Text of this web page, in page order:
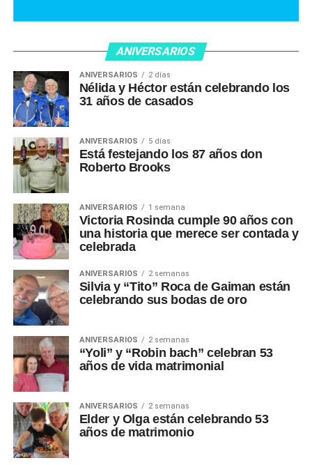
ANIVERSARIOS
ANIVERSARIOS 2 días
Nélida y Héctor están celebrando los
31 años de casados
ANIVERSARIOS 5 días
Está festejando los 87 años don
Roberto Brooks
ANIVERSARIOS 1 semana
Victoria Rosinda cumple 90 años con
una historia que merece ser contada y
celebrada
ANIVERSARIOS 2 semanas
Silvia y “Tito” Roca de Gaiman están
celebrando sus bodas de oro
ANIVERSARIOS 2 semanas
“Yoli” y “Robin bach” celebran 53
años de vida matrimonial
ANIVERSARIOS 2 semanas
Elder y Olga están celebrando 53
años de matrimonio